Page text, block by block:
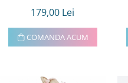
179,00 Lei
COMANDA ACUM